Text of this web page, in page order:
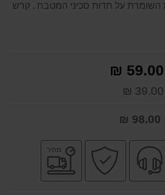
השומרת על חדות סכיני המטבח . קרש
59.00 ₪
39.00 ₪
שירות
מקצועי
קניה
בטוחה
מהיר